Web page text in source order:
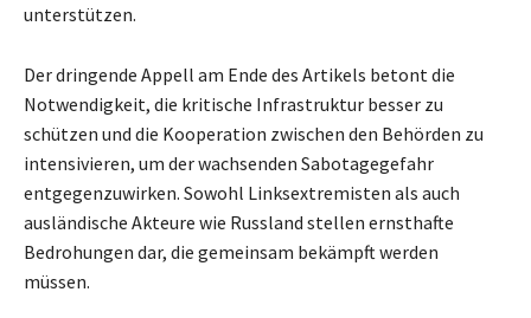
unterstützen.
Der dringende Appell am Ende des Artikels betont die
Notwendigkeit, die kritische Infrastruktur besser zu
schützen und die Kooperation zwischen den Behörden zu
intensivieren, um der wachsenden Sabotagegefahr
entgegenzuwirken. Sowohl Linksextremisten als auch
ausländische Akteure wie Russland stellen ernsthafte
Bedrohungen dar, die gemeinsam bekämpft werden
müssen.